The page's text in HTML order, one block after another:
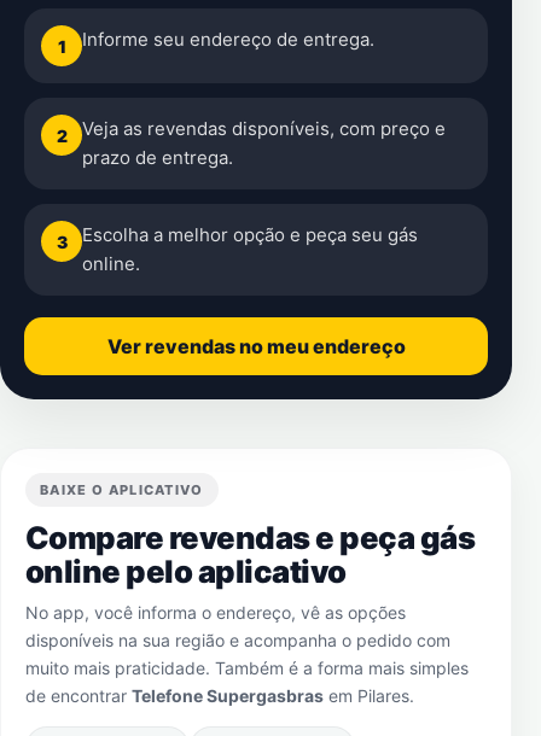
1 Informe seu endereço de entrega.
2
Veja as revendas disponíveis, com preço e
prazo de entrega.
3
Escolha a melhor opção e peça seu gás
online.
Ver revendas no meu endereço
BAIXE O APLICATIVO
Compare revendas e peça gás
online pelo aplicativo
No app, você informa o endereço, vê as opções
disponíveis na sua região e acompanha o pedido com
muito mais praticidade. Também é a forma mais simples
de encontrar Telefone Supergasbras em Pilares.